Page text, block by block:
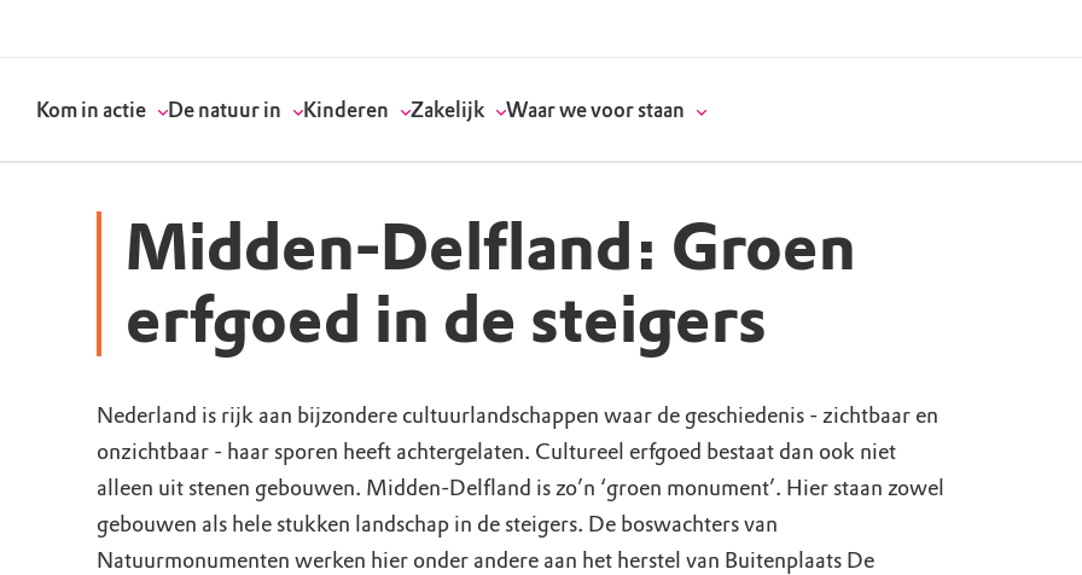
Kom in actie
Doneer
Word vrijwilliger
Werken bij
Doen voor de natuur
De natuur in
Routes
Natuurgebieden
Bezoekerscentra
Monumenten
Kinderen
Kinderactiviteiten
Verjaardagsfeestjes
Speeltips
Meld je aan voor OERRR
Zakelijk
Geef een bedrijfsdonatie
Vergaderen in de natuur
Onze partners & supporters
Neem contact op
Waar we voor staan
Onze visie
Actuele thema's
Wat wij doen
Onze resultaten
Midden-Delfland: Groen
erfgoed in de steigers
Nederland is rijk aan bijzondere cultuurlandschappen waar de geschiedenis - zichtbaar en
onzichtbaar - haar sporen heeft achtergelaten. Cultureel erfgoed bestaat dan ook niet
alleen uit stenen gebouwen. Midden-Delfland is zo’n ‘groen monument’. Hier staan zowel
gebouwen als hele stukken landschap in de steigers. De boswachters van
Natuurmonumenten werken hier onder andere aan het herstel van Buitenplaats De